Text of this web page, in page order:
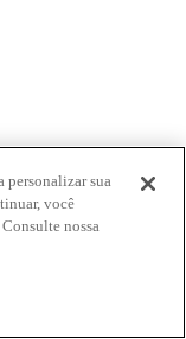
personalizar sua
você
Consulte nossa